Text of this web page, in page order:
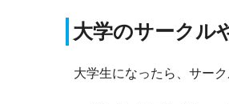
大学のサークル
大学生になったら、サー